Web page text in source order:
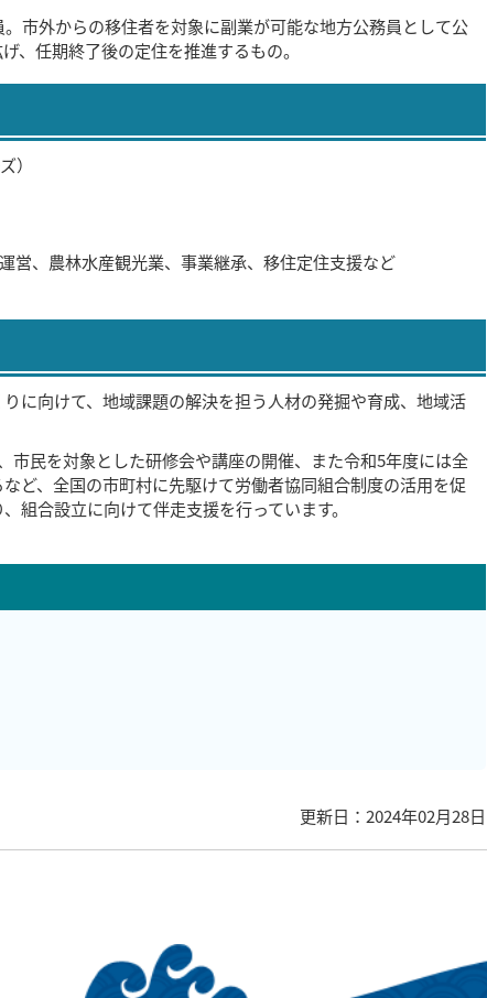
市外からの移住者を対象に副業が可能な地方公務員として公
、任期終了後の定住を推進するもの。
）
営、農林水産観光業、事業継承、移住定住支援など
に向けて、地域課題の解決を担う人材の発掘や育成、地域活
民を対象とした研修会や講座の開催、また令和5年度には全
ど、全国の市町村に先駆けて労働者協同組合制度の活用を促
組合設立に向けて伴走支援を行っています。
更新日：2024年02月28日